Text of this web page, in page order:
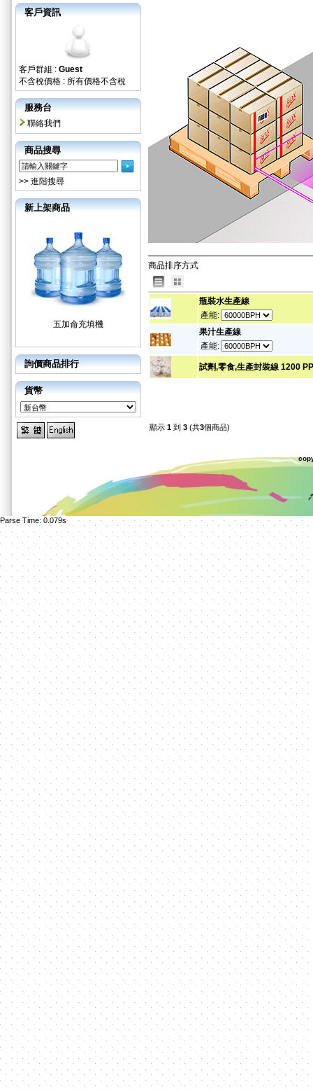
客戶資訊
客戶群組 : Guest
不含稅價格 : 所有價格不含稅
服務台
聯絡我們
商品搜尋
>> 進階搜尋
新上架商品
五加侖充填機
詢價商品排行
貨幣
商品排序方式
瓶裝水生產線
產能:
果汁生產線
產能:
試劑,零食,生產封裝線 1200
顯示 1 到 3 (共3個商品)
Parse Time: 0.079s